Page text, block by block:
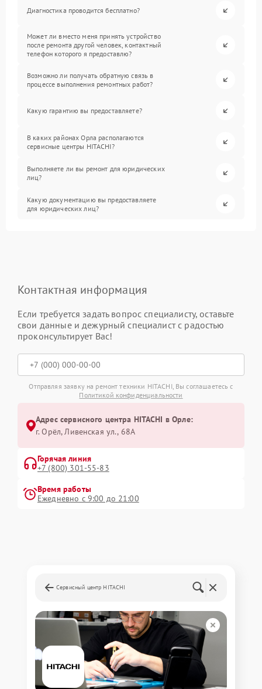
Диагностика проводится бесплатно?
Может ли вместо меня принять устройство
после ремонта другой человек, контактный
телефон которого я предоставлю?
Возможно ли получать обратную связь в
процессе выполнения ремонтных работ?
Какую гарантию вы предоставляете?
В каких районах Орла располагаются
сервисные центры HITACHI?
Выполняете ли вы ремонт для юридических
лиц?
Какую документацию вы предоставляете
для юридических лиц?
Контактная информация
Если требуется задать вопрос специалисту, оставьте
свои данные и дежурный специалист с радостью
проконсультирует Вас!
Отправляя заявку на ремонт техники HITACHI, Вы соглашаетесь с
Политикой конфиденциальности
Адрес сервисного центра HITACHI в Орле:
г. Орёл, Ливенская ул., 68А
Горячая линия
+7 (800) 301-55-83
Время работы
Ежедневно с 9:00 до 21:00
Сервисный центр HITACHI